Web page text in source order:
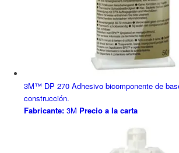
3M™ DP 270 Adhesivo bicomponente de
construcción.
Fabricante:3M Precio a la carta